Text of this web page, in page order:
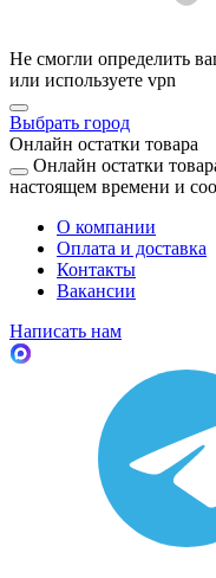
Не смогли определить
или используете vpn
Выбрать город
Онлайн остатки товара
Онлайн остатки
настоящем времени и
О компании
Оплата и доставка
Контакты
Вакансии
Написать нам